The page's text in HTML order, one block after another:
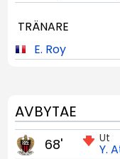
TRÄNARE
E. Roy
AVBYTAE
Ut
Y.
68'